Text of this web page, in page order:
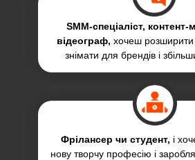
Фрілансер чи студент, і
нову творчу професію і
SMM-спеціаліст,
відеограф, хочеш розширити
знімати для брендів і